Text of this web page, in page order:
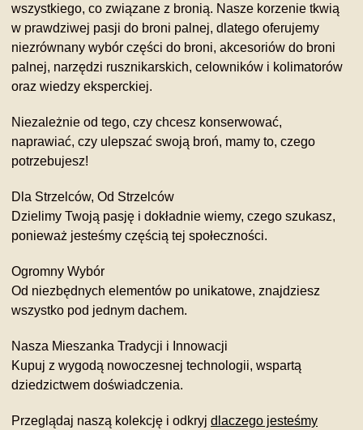
wszystkiego, co związane z bronią. Nasze korzenie tkwią
w prawdziwej pasji do broni palnej, dlatego oferujemy
niezrównany wybór części do broni, akcesoriów do broni
palnej, narzędzi rusznikarskich, celowników i kolimatorów
oraz wiedzy eksperckiej.
Niezależnie od tego, czy chcesz konserwować,
naprawiać, czy ulepszać swoją broń, mamy to, czego
potrzebujesz!
Dla Strzelców, Od Strzelców
Dzielimy Twoją pasję i dokładnie wiemy, czego szukasz,
ponieważ jesteśmy częścią tej społeczności.
Ogromny Wybór
Od niezbędnych elementów po unikatowe, znajdziesz
wszystko pod jednym dachem.
Nasza Mieszanka Tradycji i Innowacji
Kupuj z wygodą nowoczesnej technologii, wspartą
dziedzictwem doświadczenia.
Przeglądaj naszą kolekcję i odkryj dlaczego jesteśmy